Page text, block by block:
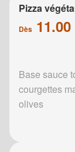
Pizza
Dès 11.00
Base sauce
courgettes
olives